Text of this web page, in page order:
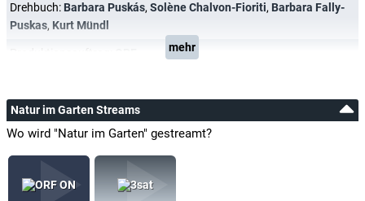
Drehbuch: Barbara Puskás, Solène Chalvon-Fioriti, Barbara Fally-
Puskas, Kurt Mündl
mehr
Natur im Garten Streams
Wo wird "Natur im Garten" gestreamt?